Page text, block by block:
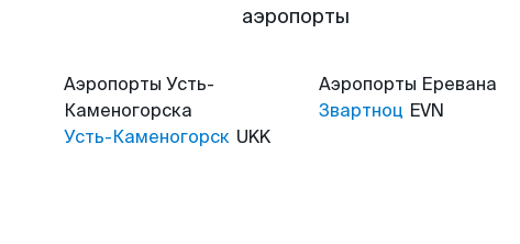
аэропорты
Аэропорты Усть-
Каменогорска
Усть-Каменогорск UKK
Аэропорты Еревана
Звартноц EVN